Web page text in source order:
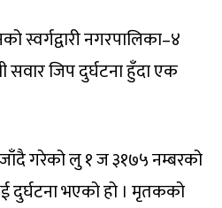
स्वर्गद्वारी नगरपालिका–४
सवार जिप दुर्घटना हुँदा एक
जाँदै गरेको लु १ ज ३१७५ नम्बरको
दुर्घटना भएको हो । मृतकको